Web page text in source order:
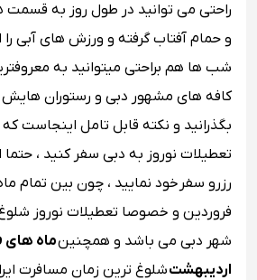
راحتی می توانید در طول روز به
و حمام آفتاب گرفته و ورزش های آبی را
شب ها هم براحتی میتوانید به
کافه های مشهور دبی و رستوران
بگذرانید و نکته قابل تامل اینجاست
تعطیلات نوروز به دبی سفر کنید ، حتما
رزرو سفر خود نمایید ، چون بین تمام
فروردین و خصوصا تعطیلات نوروز
شهر دبی می باشد و همچنینماه های
اردیبهشتشلوغ ترین زمان مسافرت